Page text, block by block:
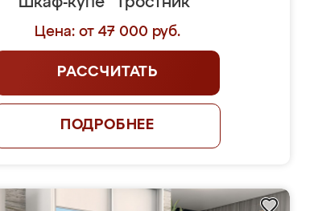
Цена: от 47 000 руб.
РАССЧИТАТЬ
ПОДРОБНЕЕ